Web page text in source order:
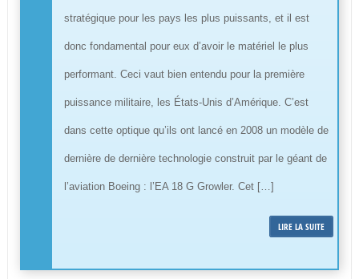
stratégique pour les pays les plus puissants, et il est
donc fondamental pour eux d’avoir le matériel le plus
performant. Ceci vaut bien entendu pour la première
puissance militaire, les États-Unis d’Amérique. C’est
dans cette optique qu’ils ont lancé en 2008 un modèle de
dernière de dernière technologie construit par le géant de
l’aviation Boeing : l’EA 18 G Growler. Cet […]
LIRE LA SUITE